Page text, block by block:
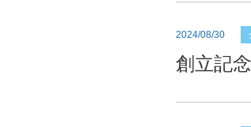
2024/08/30
創立記